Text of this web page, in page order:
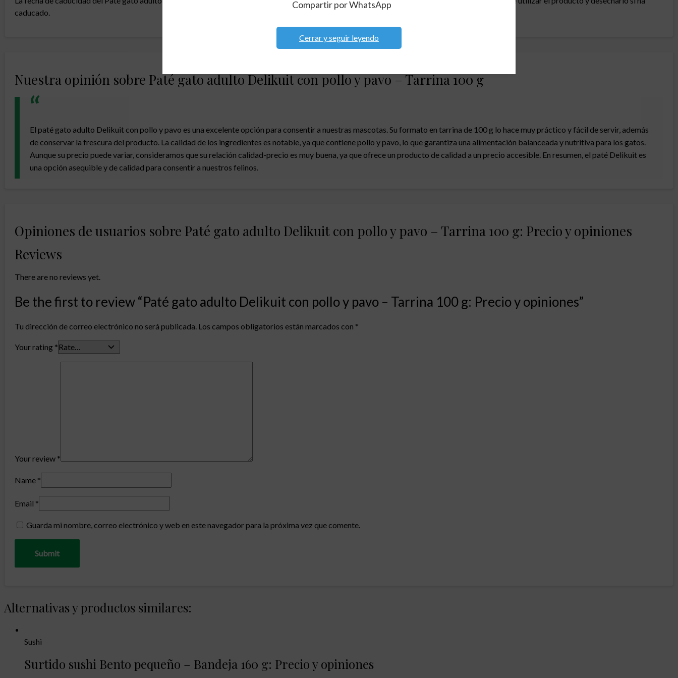
caducado.
Nuestra opinión sobre Paté gato adulto Delikuit con pollo y pavo – Tarrina 100 g
El paté gato adulto Delikuit con pollo y pavo es una excelente opción para consentir a nuestras mascotas. Su formato en tarrina de 100 g lo hace muy práctico y fácil de servir, además
de conservar la frescura del producto. La calidad de los ingredientes es notable, ya que contiene pollo y pavo, lo que garantiza una alimentación balanceada y nutritiva para los gatos.
Aunque su precio puede variar, consideramos que su relación calidad-precio es muy buena, ya que ofrece un producto de calidad a un precio accesible. En resumen, el paté Delikuit es
una opción asequible y de calidad para consentir a nuestros felinos.
Opiniones de usuarios sobre Paté gato adulto Delikuit con pollo y pavo – Tarrina 100 g: Precio y opiniones
Reviews
There are no reviews yet.
Be the first to review “Paté gato adulto Delikuit con pollo y pavo – Tarrina 100 g: Precio y opiniones”
Tu dirección de correo electrónico no será publicada. Los campos obligatorios están marcados con *
Your rating *
Your review *
Name *
Email *
Guarda mi nombre, correo electrónico y web en este navegador para la próxima vez que comente.
Alternativas y productos similares:
Sushi
Surtido sushi Bento pequeño – Bandeja 160 g: Precio y opiniones
Compartir por WhatsApp
Cerrar y seguir leyendo